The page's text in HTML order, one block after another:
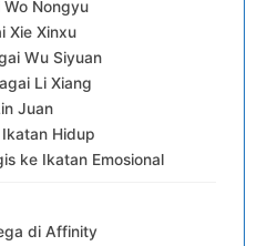
Nongyu
Xie Xinxu
Wu Siyuan
Li Xiang
Juan
Ikatan Hidup
ke Ikatan Emosional
di Affinity